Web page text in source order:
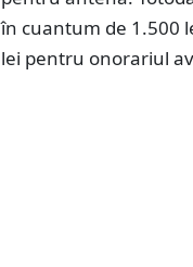
în cuantum de 1.500
lei pentru onorariul